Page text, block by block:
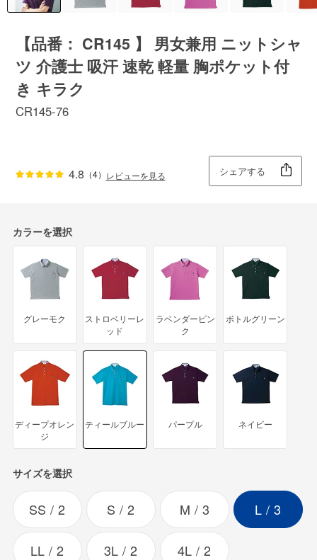
【品番： CR145 】 男女兼用 ニットシャ
ツ 介護士 吸汗 速乾 軽量 胸ポケット付
き キラク
CR145-76
4.8 （4） レビューを見る シェアする
カラーを選択
グレーモク
ストロベリーレ
ッド
ラベンダーピン
ク
ボトルグリーン
ディープオレン
ジ
ティールブルー パープル ネイビー
サイズを選択
SS 2 S 2 M 3 L 3
LL 2 3L 2 4L 2